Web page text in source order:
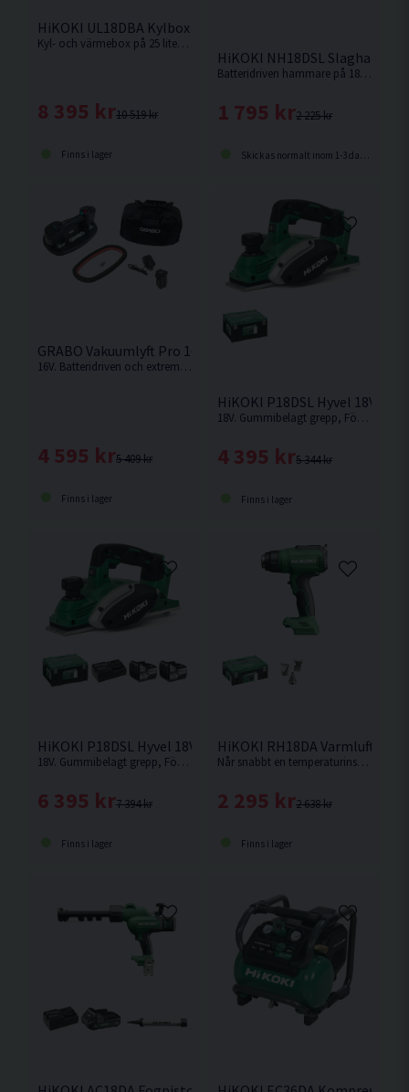
HiKOKI UL18DBA Kylbox / Värmebox 18V 25L
Kyl- och värmebox på 25 liter med två temperaturzoner som kan användas samtidigt. Med kompressor. Levereras utan batteri och laddare.
10 519 kr
8 395 kr
Finns i lager
HiKOKI NH18DSL
Batteridriven hammare på 18V som kommer åt i trånga utrymmen. Levereras utan batteri och laddare.
2 225 kr
1 795 kr
Skickas normalt inom 1-3 dagar
GRABO Vakuumlyft Pro 16V (1x2,2Ah)
16V. Batteridriven och extremt stark plattlyft med smart digital trycksensor, digital display med val av enhet (kg/bar/lb/psi).
5 409 kr
4 595 kr
Finns i lager
HiKOKI P18DSL Hyvel 18V
18V. Gummibelagt grepp, Försedd med skyddsklack för avställning och enkelt och snabbt byte av hyvelskär. Levereras utan batteri och laddare.
5 344 kr
4 395 kr
Finns i lager
HiKOKI P18DSL Hyvel 18V (2x5,0Ah)
18V. Gummibelagt grepp, Försedd med skyddsklack för avställning och enkelt och snabbt byte av hyvelskär.
7 394 kr
6 395 kr
Finns i lager
HiKOKI RH18DA
Når snabbt en temperaturinställning på upp till 550°C och högt luftflöde för snabba och krävande applikationer. Levereras utan batteri och laddare.
2 638 kr
2 295 kr
Finns i lager